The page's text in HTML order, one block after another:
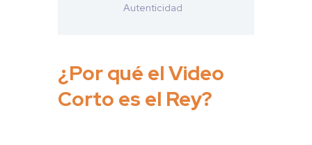
Autenticidad
¿Por qué el Video
Corto es el Rey?